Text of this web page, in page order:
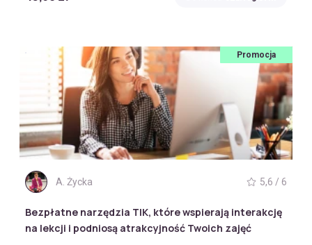
Promocja
A. Życka 5,6 / 6
Bezpłatne narzędzia TIK, które wspierają interakcję
na lekcji i podniosą atrakcyjność Twoich zajęć